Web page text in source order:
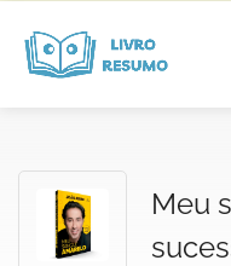
Meu